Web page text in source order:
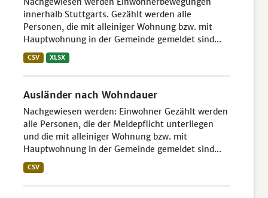
innerhalb Stuttgarts. Gezählt werden alle
Personen, die mit alleiniger Wohnung bzw. mit
Hauptwohnung in der Gemeinde gemeldet sind...
CSV XLSX
Ausländer nach Wohndauer
Nachgewiesen werden: Einwohner Gezählt werden
alle Personen, die der Meldepflicht unterliegen
und die mit alleiniger Wohnung bzw. mit
Hauptwohnung in der Gemeinde gemeldet sind...
CSV